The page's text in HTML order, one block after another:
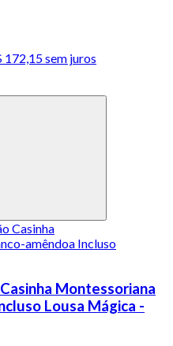
172,15 sem juros
Montessoriana
Lousa Mágica -